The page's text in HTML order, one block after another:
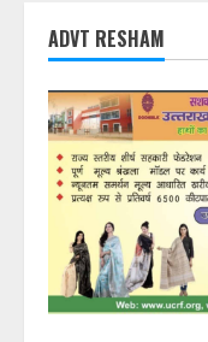
ADVT RESHAM